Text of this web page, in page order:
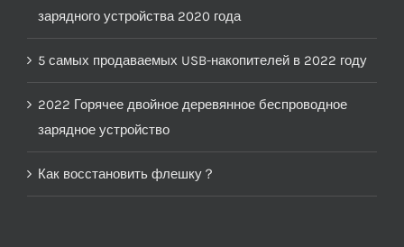
зарядного устройства 2020 года
5 самых продаваемых USB-накопителей в 2022 году
2022 Горячее двойное деревянное беспроводное
зарядное устройство
Как восстановить флешку？